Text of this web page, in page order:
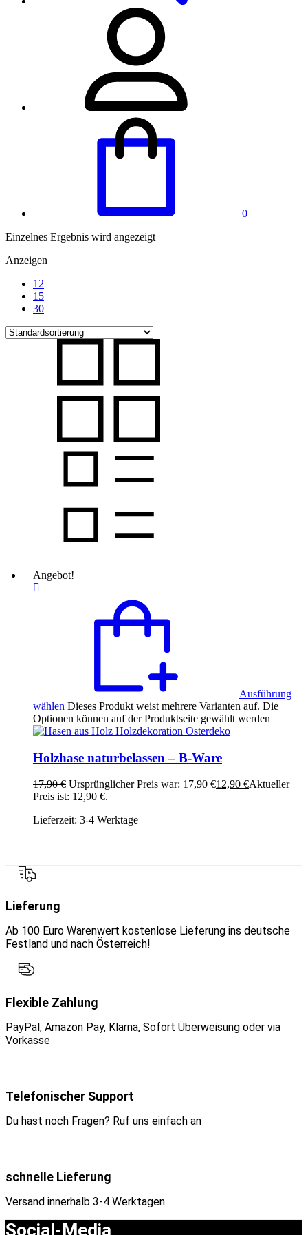
0
Einzelnes Ergebnis wird angezeigt
Anzeigen
12
15
30
Angebot!
Ausführung
wählen Dieses Produkt weist mehrere Varianten auf. Die
Optionen können auf der Produktseite gewählt werden
Holzhase naturbelassen – B-Ware
17,90€ Ursprünglicher Preis war: 17,90 €12,90 €Aktueller
Preis ist: 12,90 €.
Lieferzeit: 3-4 Werktage
Lieferung
Ab 100 Euro Warenwert kostenlose Lieferung ins deutsche
Festland und nach Österreich!
Flexible Zahlung
PayPal, Amazon Pay, Klarna, Sofort Überweisung oder via
Vorkasse
Telefonischer Support
Du hast noch Fragen? Ruf uns einfach an
schnelle Lieferung
Versand innerhalb 3-4 Werktagen
Social-Media